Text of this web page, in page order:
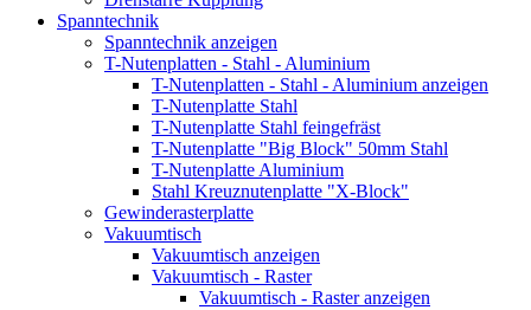
Spanntechnik
Spanntechnik anzeigen
T-Nutenplatten - Stahl - Aluminium
T-Nutenplatten - Stahl - Aluminium anzeigen
T-Nutenplatte Stahl
T-Nutenplatte Stahl feingefräst
T-Nutenplatte "Big Block" 50mm Stahl
T-Nutenplatte Aluminium
Stahl Kreuznutenplatte "X-Block"
Gewinderasterplatte
Vakuumtisch
Vakuumtisch anzeigen
Vakuumtisch - Raster
Vakuumtisch - Raster anzeigen